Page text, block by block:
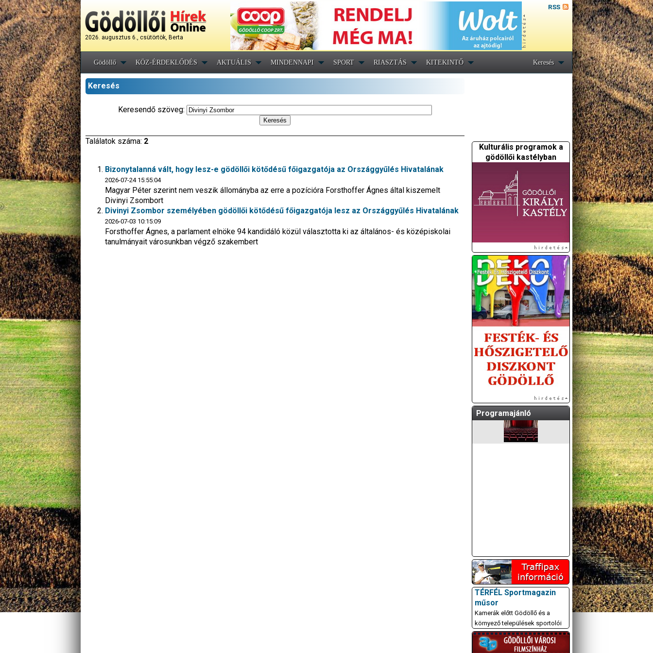
2026. augusztus 6., csütörtök, Berta
RSS
Gödöllő KÖZ-ÉRDEKLŐDÉS AKTUÁLIS MINDENNAPI SPORT RIASZTÁS KITEKINTŐ Keresés
Keresés
Keresendő szöveg:
Találatok száma: 2
Bizonytalanná vált, hogy lesz-e gödöllői kötődésű főigazgatója az Országgyűlés Hivatalának
2026-07-24 15:55:04
Magyar Péter szerint nem veszik állományba az erre a pozícióra Forsthoffer Ágnes által kiszemelt
Divinyi Zsombort
Divinyi Zsombor személyében gödöllői kötődésű főigazgatója lesz az Országgyűlés Hivatalának
2026-07-03 10:15:09
Forsthoffer Ágnes, a parlament elnöke 94 kandidáló közül választotta ki az általános- és középiskolai
tanulmányait városunkban végző szakembert
Kulturális programok a
gödöllői kastélyban
Programajánló
A GÖDÖLLŐI ÉS
KÖRNYÉKBELI
KULTURÁLIS- ÉS
SPORTPROGRAMOKAT
KÖZÖSSÉGI
KÖZZÉ!
TÉRFÉL Sportmagazin
műsor
Kamerák előtt Gödöllő és a
környező települések sportolói